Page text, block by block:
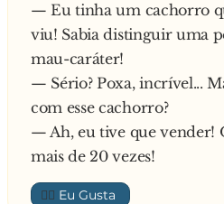
- Pois então, Manuel! Se tu
de m*rda, como já queires
Internet?
— Eu tinha um cachorro
viu! Sabia distinguir uma
mau-caráter!
— Sério? Poxa, incrível...
com esse cachorro?
— Ah, eu tive que vender!
mais de 20 vezes!
👍🏼